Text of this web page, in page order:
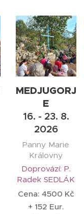
MEDJUGORJ
E
16. - 23. 8.
2026
Panny Marie
Královny
Doprovází: P.
Radek SEDLÁK
Cena: 4500 Kč
+ 152 Eur.